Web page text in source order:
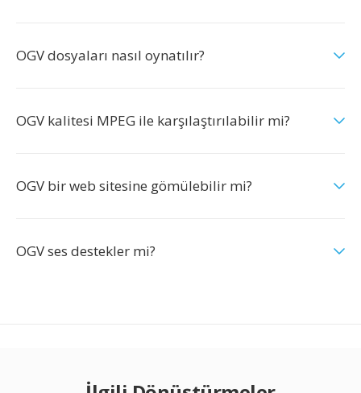
OGV dosyaları nasıl oynatılır?
OGV kalitesi MPEG ile karşılaştırılabilir mi?
OGV bir web sitesine gömülebilir mi?
OGV ses destekler mi?